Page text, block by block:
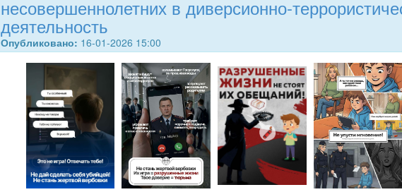
несовершеннолетних в диверсионно-
деятельность
Опубликовано: 16-01-2026 15:00